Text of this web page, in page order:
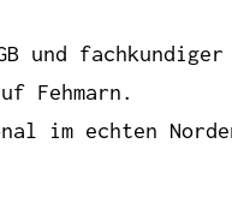
und
Fehmarn.
im echten